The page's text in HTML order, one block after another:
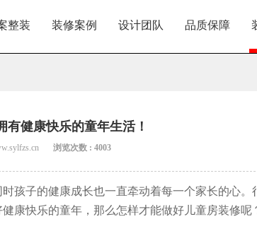
整装 装修案例 设计团队 品质保障
健康快乐的童年生活！
浏览次数 : 4003
孩子的健康成长也一直牵动着每一个家长的心。
康快乐的童年，那么怎样才能做好儿童房装修呢